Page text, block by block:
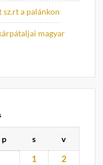
a palánkon
magyar
p s v
1
2